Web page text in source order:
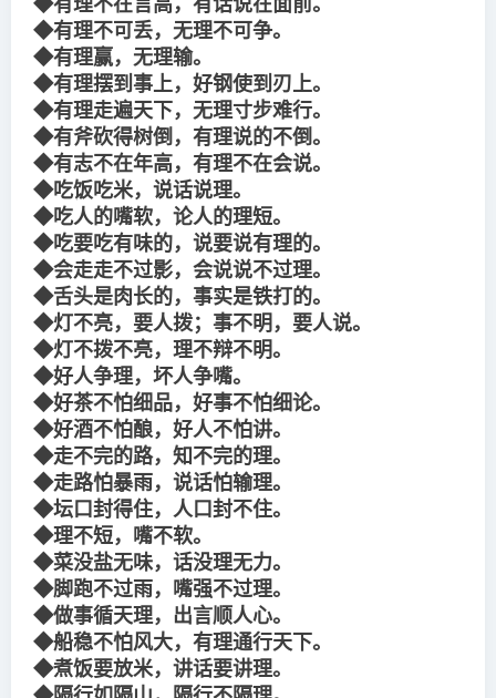
◆有理不可丢，无理不可争。
◆有理赢，无理输。
◆有理摆到事上，好钢使到刃上。
◆有理走遍天下，无理寸步难行。
◆有斧砍得树倒，有理说的不倒。
◆有志不在年高，有理不在会说。
◆吃饭吃米，说话说理。
◆吃人的嘴软，论人的理短。
◆吃要吃有味的，说要说有理的。
◆会走走不过影，会说说不过理。
◆舌头是肉长的，事实是铁打的。
◆灯不亮，要人拨；事不明，要人说。
◆灯不拨不亮，理不辩不明。
◆好人争理，坏人争嘴。
◆好茶不怕细品，好事不怕细论。
◆好酒不怕酿，好人不怕讲。
◆走不完的路，知不完的理。
◆走路怕暴雨，说话怕输理。
◆坛口封得住，人口封不住。
◆理不短，嘴不软。
◆菜没盐无味，话没理无力。
◆脚跑不过雨，嘴强不过理。
◆做事循天理，出言顺人心。
◆船稳不怕风大，有理通行天下。
◆煮饭要放米，讲话要讲理。